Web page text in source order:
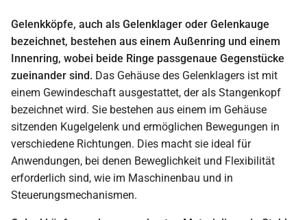
Gelenkköpfe, auch als Gelenklager oder Gelenkauge
bezeichnet, bestehen aus einem Außenring und einem
Innenring, wobei beide Ringe passgenaue Gegenstücke
zueinander sind. Das Gehäuse des Gelenklagers ist mit
einem Gewindeschaft ausgestattet, der als Stangenkopf
bezeichnet wird. Sie bestehen aus einem im Gehäuse
sitzenden Kugelgelenk und ermöglichen Bewegungen in
verschiedene Richtungen. Dies macht sie ideal für
Anwendungen, bei denen Beweglichkeit und Flexibilität
erforderlich sind, wie im Maschinenbau und in
Steuerungsmechanismen.